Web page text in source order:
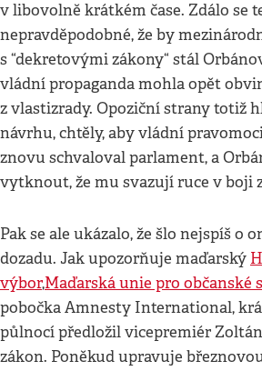
v libovolně krátkém čase. Zdálo se
nepravděpodobné, že by
s “dekretovými zákony“ stál
vládní propaganda mohla opět
z vlastizrady. Opoziční strany totiž
návrhu, chtěly, aby vládní
znovu schvaloval parlament, a
vytknout, že mu svazují ruce v boji
Pak se ale ukázalo, že šlo nejspíš o
dozadu. Jak upozorňuje maďarský
výbor,Maďarská unie pro občanské
pobočka Amnesty International,
půlnocí předložil vicepremiér
zákon. Poněkud upravuje